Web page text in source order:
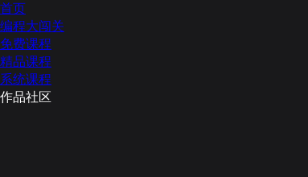
首页
编程大闯关
免费课程
精品课程
系统课程
作品社区